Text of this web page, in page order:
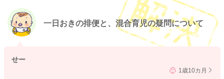
一日おきの排便と、混合育児の疑問について
せー
1歳10カ月